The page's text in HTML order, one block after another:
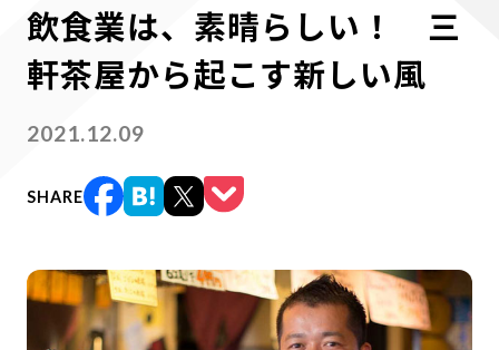
飲食業は、素晴らしい！ 三
軒茶屋から起こす新しい風
2021.12.09
SHARE